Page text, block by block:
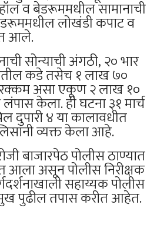
व बेडरूममधील सामानाची
लोखंडी कपाट व
आले.
सोन्याची अंगठी, २० भार
कडे तसेच १ लाख ७०
असा एकूण २ लाख १०
केला. ही घटना ३१ मार्च
दुपारी ४ या कालावधीत
व्यक्त केला आहे.
बाजारपेठ पोलीस ठाण्यात
आला असून पोलीस निरीक्षक
सहाय्यक पोलीस
पुढील तपास करीत आहेत.